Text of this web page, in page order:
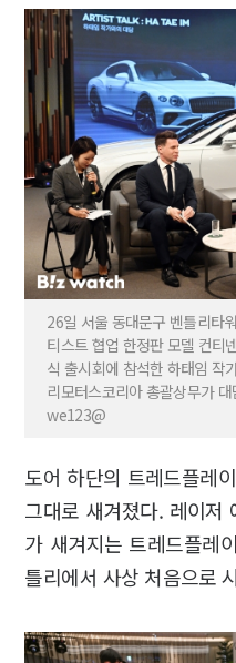
26일 서울 동대문구 벤틀리타
티스트 협업 한정판 모델 컨티
식 출시회에 참석한 하태임 작
리모터스코리아 총괄상무가
we123@
도어 하단의 트레드플레
그대로 새겨졌다. 레이저
가 새겨지는 트레드플레
틀리에서 사상 처음으로